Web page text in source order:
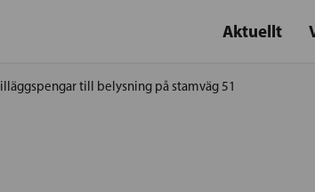
Aktuellt
till belysning på stamväg 51